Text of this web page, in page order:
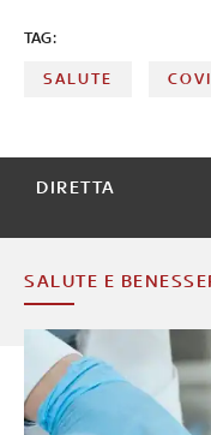
condotta differenti
TAG:
SALUTE
DIRETTA
SALUTE E